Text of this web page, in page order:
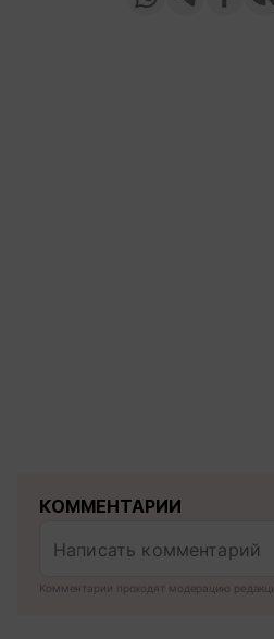
КОММЕНТАРИИ
Комментарии проходят модерацию